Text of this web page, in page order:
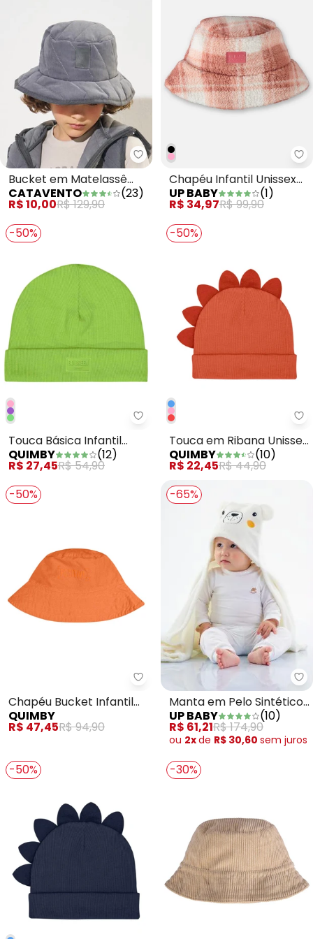
Catavento - Bucket em
Bucket em Matelassê
Cinza
CATAVENTO (23)
R$ 10,00R$ 129,90
Chapéu Infantil Unissex
Infantil Rosa
UP BABY (1)
R$ 34,97R$ 99,90
-50%
Quimby - Touca Básica Infantil
Touca Básica Infantil
Unissex Verde
QUIMBY (12)
R$ 27,45R$ 54,90
-50%
Touca em Ribana Unissex
para Bebê Vermelho
QUIMBY (10)
R$ 22,45R$ 44,90
-50%
Quimby - Chapéu Bucket
Chapéu Bucket Infantil
Laranja
QUIMBY
R$ 47,45R$ 94,90
-65%
Manta em Pelo Sintético
Bege
UP BABY (10)
R$ 61,21R$ 174,90
ou 2xde R$ 30,60 sem juros
-50% -30%